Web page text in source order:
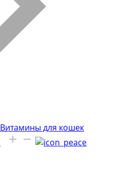
Витамины для кошек